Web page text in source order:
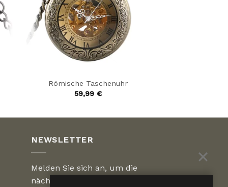
Römische Taschenuhr
59,99 €
NEWSLETTER
Melden Sie sich an, um die
nächsten Sonderangebote zu